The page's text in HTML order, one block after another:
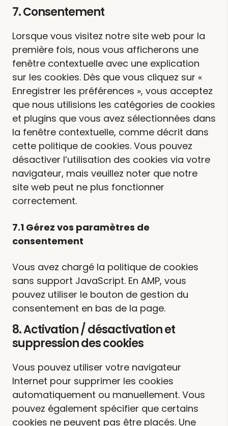
7. Consentement
Lorsque vous visitez notre site web pour la
première fois, nous vous afficherons une
fenêtre contextuelle avec une explication
sur les cookies. Dès que vous cliquez sur «
Enregistrer les préférences », vous acceptez
que nous utilisions les catégories de cookies
et plugins que vous avez sélectionnées dans
la fenêtre contextuelle, comme décrit dans
cette politique de cookies. Vous pouvez
désactiver l’utilisation des cookies via votre
navigateur, mais veuillez noter que notre
site web peut ne plus fonctionner
correctement.
7.1 Gérez vos paramètres de
consentement
Vous avez chargé la politique de cookies
sans support JavaScript. En AMP, vous
pouvez utiliser le bouton de gestion du
consentement en bas de la page.
8. Activation / désactivation et
suppression des cookies
Vous pouvez utiliser votre navigateur
Internet pour supprimer les cookies
automatiquement ou manuellement. Vous
pouvez également spécifier que certains
cookies ne peuvent pas être placés. Une